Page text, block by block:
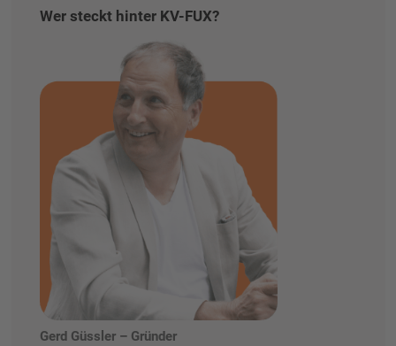
Wer steckt hinter KV-FUX?
Gerd Güssler – Gründer